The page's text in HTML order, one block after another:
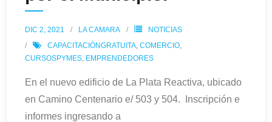
DIC 2, 2021 LA CAMARA
NOTICIAS
CAPACITACIÓNGRATUITA, COMERCIO,
CURSOSPYMES, EMPRENDEDORES
En el nuevo edificio de La Plata Reactiva, ubicado
en Camino Centenario e/ 503 y 504. Inscripción e
informes ingresando a